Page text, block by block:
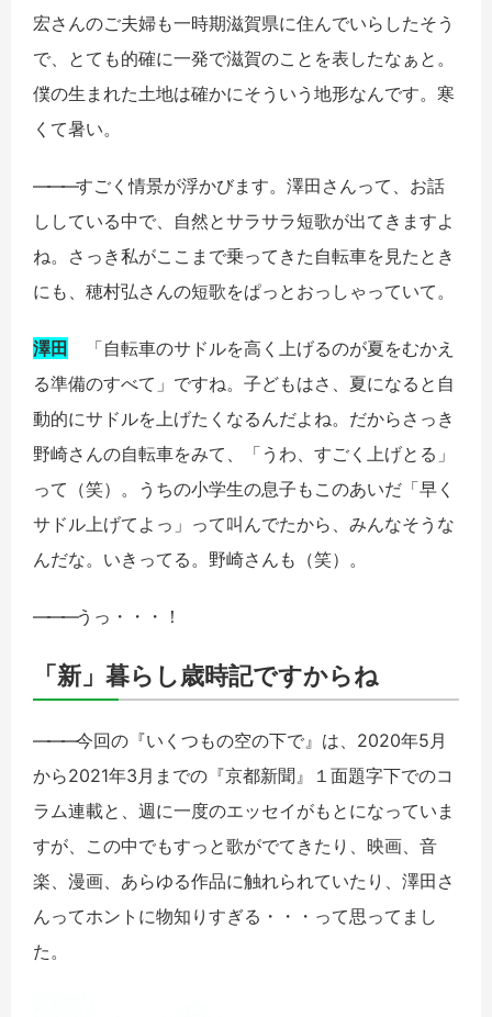
宏さんのご夫婦も一時期滋賀県に住んでいらしたそう
で、とても的確に一発で滋賀のことを表したなぁと。
僕の生まれた土地は確かにそういう地形なんです。寒
くて暑い。
―――すごく情景が浮かびます。澤田さんって、お話
ししている中で、自然とサラサラ短歌が出てきますよ
ね。さっき私がここまで乗ってきた自転車を見たとき
にも、穂村弘さんの短歌をぱっとおっしゃっていて。
澤田 「自転車のサドルを高く上げるのが夏をむかえ
る準備のすべて」ですね。子どもはさ、夏になると自
動的にサドルを上げたくなるんだよね。だからさっき
野崎さんの自転車をみて、「うわ、すごく上げとる」
って（笑）。うちの小学生の息子もこのあいだ「早く
サドル上げてよっ」って叫んでたから、みんなそうな
んだな。いきってる。野崎さんも（笑）。
―――うっ・・・！
「新」暮らし歳時記ですからね
―――今回の『いくつもの空の下で』は、2020年5月
から2021年3月までの『京都新聞』１面題字下でのコ
ラム連載と、週に一度のエッセイがもとになっていま
すが、この中でもすっと歌がでてきたり、映画、音
楽、漫画、あらゆる作品に触れられていたり、澤田さ
んってホントに物知りすぎる・・・って思ってまし
た。